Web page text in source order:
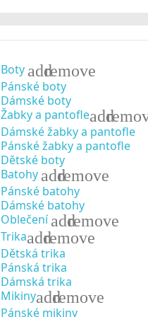
Boty addremove
Pánské boty
Dámské boty
Žabky a pantofleadd
Dámské žabky a pantofle
Pánské žabky a pantofle
Dětské boty
Batohy addremove
Pánské batohy
Dámské batohy
Oblečení addremove
Trikaaddremove
Dětská trika
Pánská trika
Dámská trika
Mikinyaddremove
Pánské mikiny